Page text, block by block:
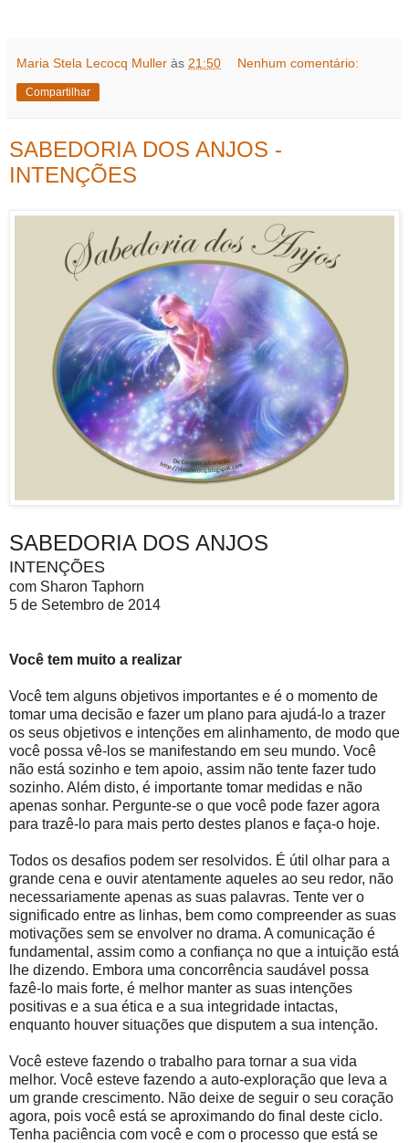
Maria Stela Lecocq Muller às 21:50 Nenhum comentário:
Compartilhar
SABEDORIA DOS ANJOS -
INTENÇÕES
SABEDORIA DOS ANJOS
INTENÇÕES
com Sharon Taphorn
5 de Setembro de 2014
Você tem muito a realizar
Você tem alguns objetivos importantes e é o momento de
tomar uma decisão e fazer um plano para ajudá-lo a trazer
os seus objetivos e intenções em alinhamento, de modo que
você possa vê-los se manifestando em seu mundo. Você
não está sozinho e tem apoio, assim não tente fazer tudo
sozinho. Além disto, é importante tomar medidas e não
apenas sonhar. Pergunte-se o que você pode fazer agora
para trazê-lo para mais perto destes planos e faça-o hoje.
Todos os desafios podem ser resolvidos. É útil olhar para a
grande cena e ouvir atentamente aqueles ao seu redor, não
necessariamente apenas as suas palavras. Tente ver o
significado entre as linhas, bem como compreender as suas
motivações sem se envolver no drama. A comunicação é
fundamental, assim como a confiança no que a intuição está
lhe dizendo. Embora uma concorrência saudável possa
fazê-lo mais forte, é melhor manter as suas intenções
positivas e a sua ética e a sua integridade intactas,
enquanto houver situações que disputem a sua intenção.
Você esteve fazendo o trabalho para tornar a sua vida
melhor. Você esteve fazendo a auto-exploração que leva a
um grande crescimento. Não deixe de seguir o seu coração
agora, pois você está se aproximando do final deste ciclo.
Tenha paciência com você e com o processo que está se